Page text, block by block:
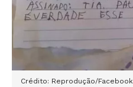
Crédito: Reprodução/Facebook